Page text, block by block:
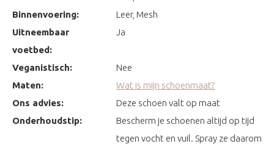
Binnenvoering:
Leer, Mesh
Uitneembaar
voetbed:
Ja
Veganistisch:
Nee
Maten:
Wat is mijn schoenmaat?
Ons advies:
Deze schoen valt op maat
Onderhoudstip:
Bescherm je schoenen altijd op tijd
tegen vocht en vuil. Spray ze daarom